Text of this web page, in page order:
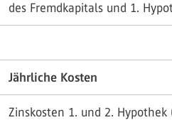
des Fremdkapitals und 1.
Jährliche Kosten
Zinskosten 1. und 2. Hypothek